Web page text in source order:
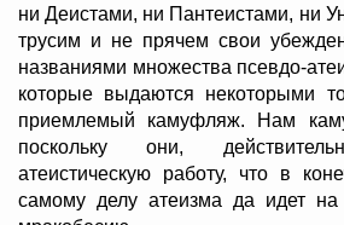
ни Деистами, ни Пантеистами, ни
трусим и не прячем свои
названиями множества псевдо-
которые выдаются некоторыми
приемлемый камуфляж. Нам
поскольку они,
атеистическую работу, что в
самому делу атеизма да идет на